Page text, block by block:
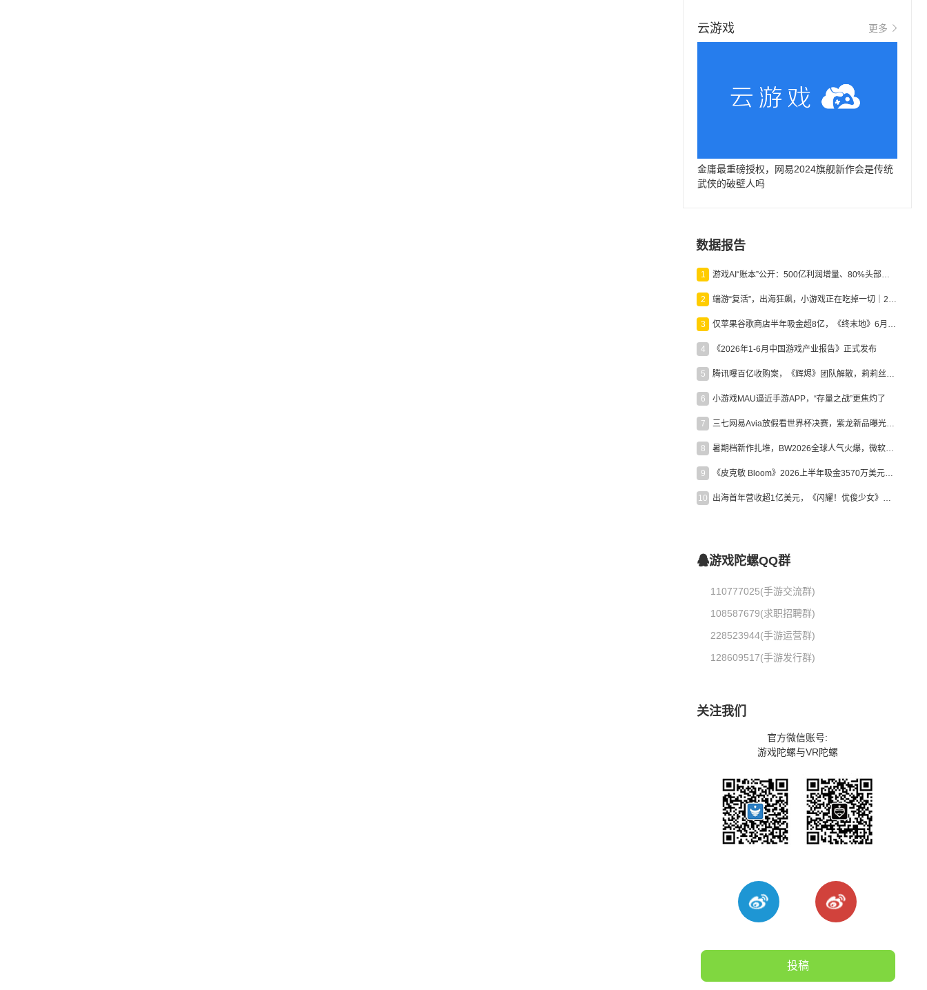
云游戏 更多
金庸最重磅授权，网易2024旗舰新作会是传统
武侠的破壁人吗
数据报告
1 游戏AI“账本”公开：500亿利润增量、80%头部入局，谁在闷声发财？
2 端游“复活”，出海狂飙，小游戏正在吃掉一切｜2026上半年产业报告
3 仅苹果谷歌商店半年吸金超8亿，《终末地》6月份收入显著回暖
4 《2026年1-6月中国游戏产业报告》正式发布
5 腾讯曝百亿收购案，《辉烬》团队解散，莉莉丝新作曝光｜陀螺周报
6 小游戏MAU逼近手游APP，“存量之战”更焦灼了
7 三七网易Avia放假看世界杯决赛，紫龙新品曝光，米哈游新作上线 | 陀螺周报
8 暑期档新作扎堆，BW2026全球人气火爆，微软XBOX大裁员|陀螺周报
9 《皮克敏 Bloom》2026上半年吸金3570万美元，中国台湾成最大市场
10 出海首年营收超1亿美元，《闪耀！优俊少女》美国市场占比达七成
游戏陀螺QQ群
110777025(手游交流群)
108587679(求职招聘群)
228523944(手游运营群)
128609517(手游发行群)
关注我们
官方微信账号:
游戏陀螺与VR陀螺
投稿